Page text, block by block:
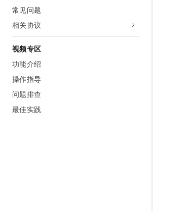
常见问题
相关协议
视频专区
功能介绍
操作指导
问题排查
最佳实践